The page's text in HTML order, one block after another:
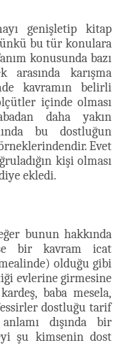
genişletip kitap
bu tür konulara
konusunda bazı
karışma
kavramın belirli
içinde olması
daha yakın
bu dostluğun
Evet
kişi olması
ekledi.
bunun hakkında
bir kavram icat
olduğu gibi
evlerine girmesine
baba mesela,
dostluğu tarif
dışında bir
şu kimsenin dost